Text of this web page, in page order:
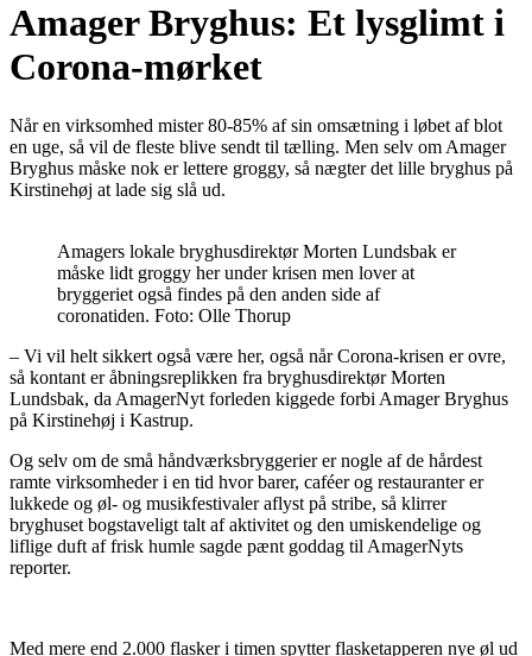
Amager Bryghus: Et lysglimt i
Corona-mørket
Når en virksomhed mister 80-85% af sin omsætning i løbet af blot
en uge, så vil de fleste blive sendt til tælling. Men selv om Amager
Bryghus måske nok er lettere groggy, så nægter det lille bryghus på
Kirstinehøj at lade sig slå ud.
Amagers lokale bryghusdirektør Morten Lundsbak er
måske lidt groggy her under krisen men lover at
bryggeriet også findes på den anden side af
coronatiden. Foto: Olle Thorup
– Vi vil helt sikkert også være her, også når Corona-krisen er ovre,
så kontant er åbningsreplikken fra bryghusdirektør Morten
Lundsbak, da AmagerNyt forleden kiggede forbi Amager Bryghus
på Kirstinehøj i Kastrup.
Og selv om de små håndværksbryggerier er nogle af de hårdest
ramte virksomheder i en tid hvor barer, caféer og restauranter er
lukkede og øl- og musikfestivaler aflyst på stribe, så klirrer
bryghuset bogstaveligt talt af aktivitet og den umiskendelige og
liflige duft af frisk humle sagde pænt goddag til AmagerNyts
reporter.
Med mere end 2.000 flasker i timen spytter flasketapperen nye øl ud